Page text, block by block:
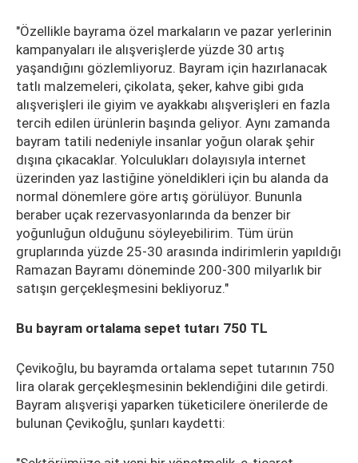
"Özellikle bayrama özel markaların ve pazar yerlerinin
kampanyaları ile alışverişlerde yüzde 30 artış
yaşandığını gözlemliyoruz. Bayram için hazırlanacak
tatlı malzemeleri, çikolata, şeker, kahve gibi gıda
alışverişleri ile giyim ve ayakkabı alışverişleri en fazla
tercih edilen ürünlerin başında geliyor. Aynı zamanda
bayram tatili nedeniyle insanlar yoğun olarak şehir
dışına çıkacaklar. Yolculukları dolayısıyla internet
üzerinden yaz lastiğine yöneldikleri için bu alanda da
normal dönemlere göre artış görülüyor. Bununla
beraber uçak rezervasyonlarında da benzer bir
yoğunluğun olduğunu söyleyebilirim. Tüm ürün
gruplarında yüzde 25-30 arasında indirimlerin yapıldığı
Ramazan Bayramı döneminde 200-300 milyarlık bir
satışın gerçekleşmesini bekliyoruz."
Bu bayram ortalama sepet tutarı 750 TL
Çevikoğlu, bu bayramda ortalama sepet tutarının 750
lira olarak gerçekleşmesinin beklendiğini dile getirdi.
Bayram alışverişi yaparken tüketicilere önerilerde de
bulunan Çevikoğlu, şunları kaydetti: